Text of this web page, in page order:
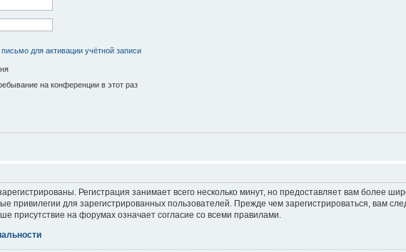
для активации учётной записи
на конференции в этот раз
Регистрация занимает всего несколько минут, но предоставляет вам более
привилегии для зарегистрированных пользователей. Прежде чем зарегистрироваться, вам
присутствие на форумах означает согласие со всеми правилами.